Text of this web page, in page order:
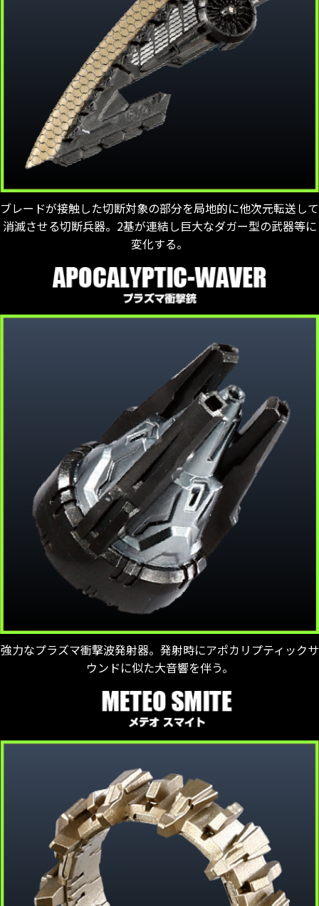
ブレードが接触した切断対象の部分を局地的に他次元転送して
消滅させる切断兵器。2基が連結し巨大なダガー型の武器等に
変化する。
強力なプラズマ衝撃波発射器。発射時にアポカリプティックサ
ウンドに似た大音響を伴う。